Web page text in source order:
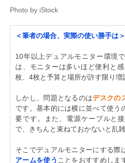
Photo by iStock
＜筆者の場合、実際の使い勝手は＞
10年以上デュアルモニター環境
は、モニターは多いほど便利と
枚、4枚と予算と場所が許す限り増
しかし、問題となるのはデスクの
です。基本的には横に並べて使う
要です。また、電源ケーブルと
で、きちんと束ねておかないと乱
そこでデュアルモニターにする際
アームを使う ことをおすすめしま